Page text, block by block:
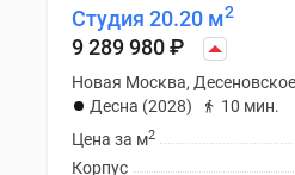
Студия 20.20 м2
9 289 980₽
Новая Москва,
Десна (2028)
10 мин.
Цена за м2
Корпус